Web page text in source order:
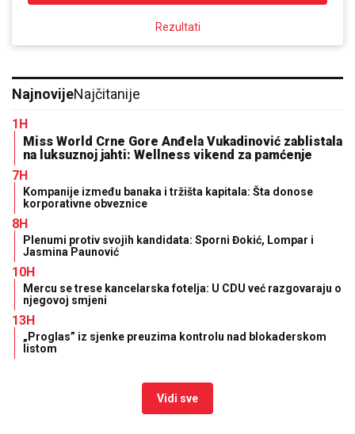
Rezultati
NajnovijeNajčitanije
1H
Miss World Crne Gore Anđela Vukadinović zablistala
na luksuznoj jahti: Wellness vikend za pamćenje
7H
Kompanije između banaka i tržišta kapitala: Šta donose
korporativne obveznice
8H
Plenumi protiv svojih kandidata: Sporni Đokić, Lompar i
Jasmina Paunović
10H
Mercu se trese kancelarska fotelja: U CDU već razgovaraju o
njegovoj smjeni
13H
„Proglas” iz sjenke preuzima kontrolu nad blokaderskom
listom
Vidi sve